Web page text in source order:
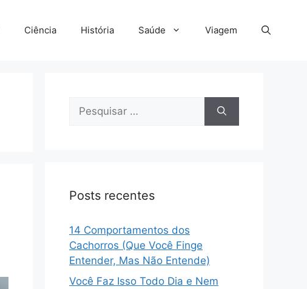
Ciência História Saúde Viagem
Pesquisar
Posts recentes
14 Comportamentos dos
Cachorros (Que Você Finge
Entender, Mas Não Entende)
Você Faz Isso Todo Dia e Nem